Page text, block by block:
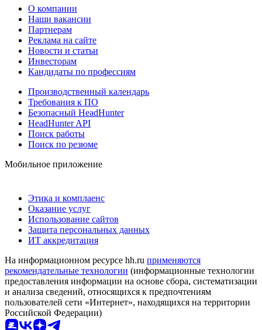
О компании
Наши вакансии
Партнерам
Реклама на сайте
Новости и статьи
Инвесторам
Кандидаты по профессиям
Производственный календарь
Требования к ПО
Безопасный HeadHunter
HeadHunter API
Поиск работы
Поиск по резюме
Мобильное приложение
Этика и комплаенс
Оказание услуг
Использование сайтов
Защита персональных данных
ИТ аккредитация
На информационном ресурсе hh.ru применяются
рекомендательные технологии (информационные технологии
предоставления информации на основе сбора, систематизации
и анализа сведений, относящихся к предпочтениям
пользователей сети «Интернет», находящихся на территории
Российской Федерации)